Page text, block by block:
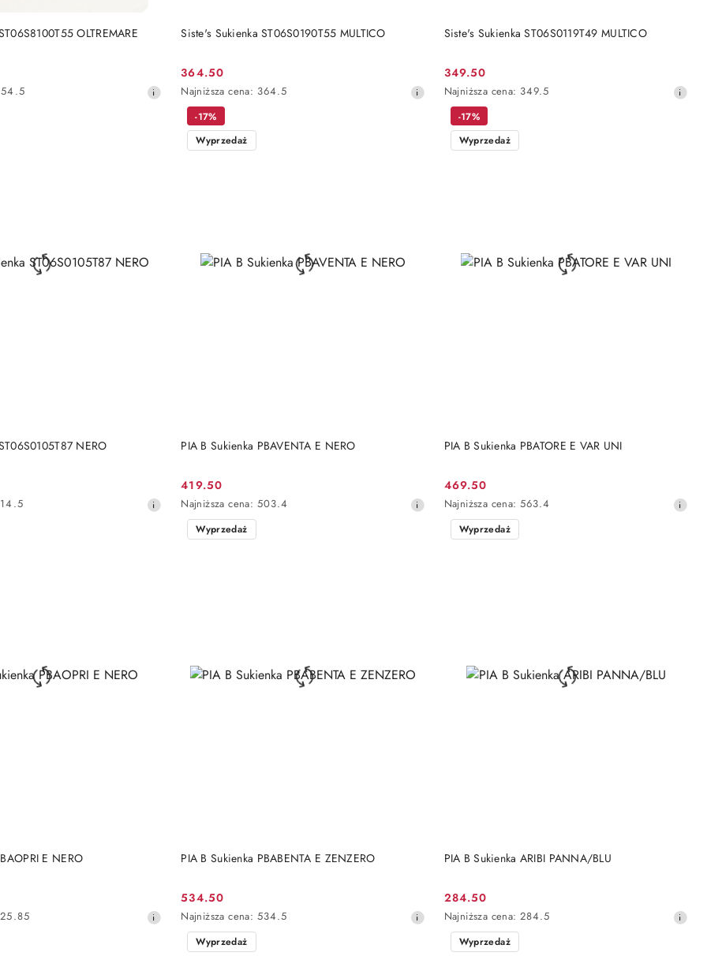
OLTREMARE
DO KOSZYKA Siste's Sukienka ST06S0190T55 MULTICO
Cena
promocyjna:
364.50
Najniższa
cena
30
dni
Najniższa cena: 364.5
DO KOSZYKA Siste's Sukienka ST06S0119T49 MULTICO
Cena
promocyjna:
349.50
Najniższa
cena
30
dni
Najniższa cena: 349.5
DO KOSZYKA
NERO
DO KOSZYKA PIA B Sukienka PBAVENTA E NERO
Cena
promocyjna:
419.50
Najniższa
cena
Najniższa cena: 503.4
-17%
Wyprzedaż
DO KOSZYKA PIA B Sukienka PBATORE E VAR UNI
Cena
promocyjna:
469.50
Najniższa
cena
Najniższa cena: 563.4
-17%
Wyprzedaż
DO KOSZYKA
E NERO
DO KOSZYKA PIA B Sukienka PBABENTA E ZENZERO
Cena
promocyjna:
534.50
Najniższa
cena
Najniższa cena: 534.5
Wyprzedaż
DO KOSZYKA PIA B Sukienka ARIBI PANNA/BLU
Cena
promocyjna:
284.50
Najniższa
cena
Najniższa cena: 284.5
Wyprzedaż
DO KOSZYKA
Wyprzedaż Wyprzedaż